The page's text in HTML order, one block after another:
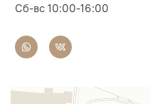
Сб-вс 10:00-16:00